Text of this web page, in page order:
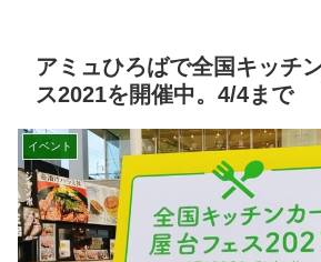
アミュひろばで全国キッチ
ス2021を開催中。4/4まで
イベント